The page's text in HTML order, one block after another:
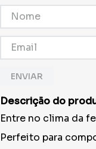
ENVIAR
Descrição do
Entre no clima da
Perfeito para